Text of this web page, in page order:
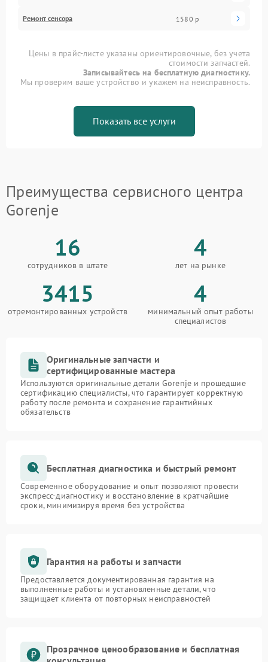
Ремонт сенсора 1580 р
Цены в прайс-листе указаны ориентировочные, без учета
стоимости запчастей.
Записывайтесь на бесплатную диагностику.
Мы проверим ваше устройство и укажем на неисправность.
Показать все услуги
Преимущества сервисного центра
Gorenje
16
сотрудников в штате
4
лет на рынке
3415
отремонтированных устройств
4
минимальный опыт работы
специалистов
Оригинальные запчасти и
сертифицированные мастера
Используются оригинальные детали Gorenje и прошедшие
сертификацию специалисты, что гарантирует корректную
работу после ремонта и сохранение гарантийных
обязательств
Бесплатная диагностика и быстрый ремонт
Современное оборудование и опыт позволяют провести
экспресс-диагностику и восстановление в кратчайшие
сроки, минимизируя время без устройства
Гарантия на работы и запчасти
Предоставляется документированная гарантия на
выполненные работы и установленные детали, что
защищает клиента от повторных неисправностей
Прозрачное ценообразование и бесплатная